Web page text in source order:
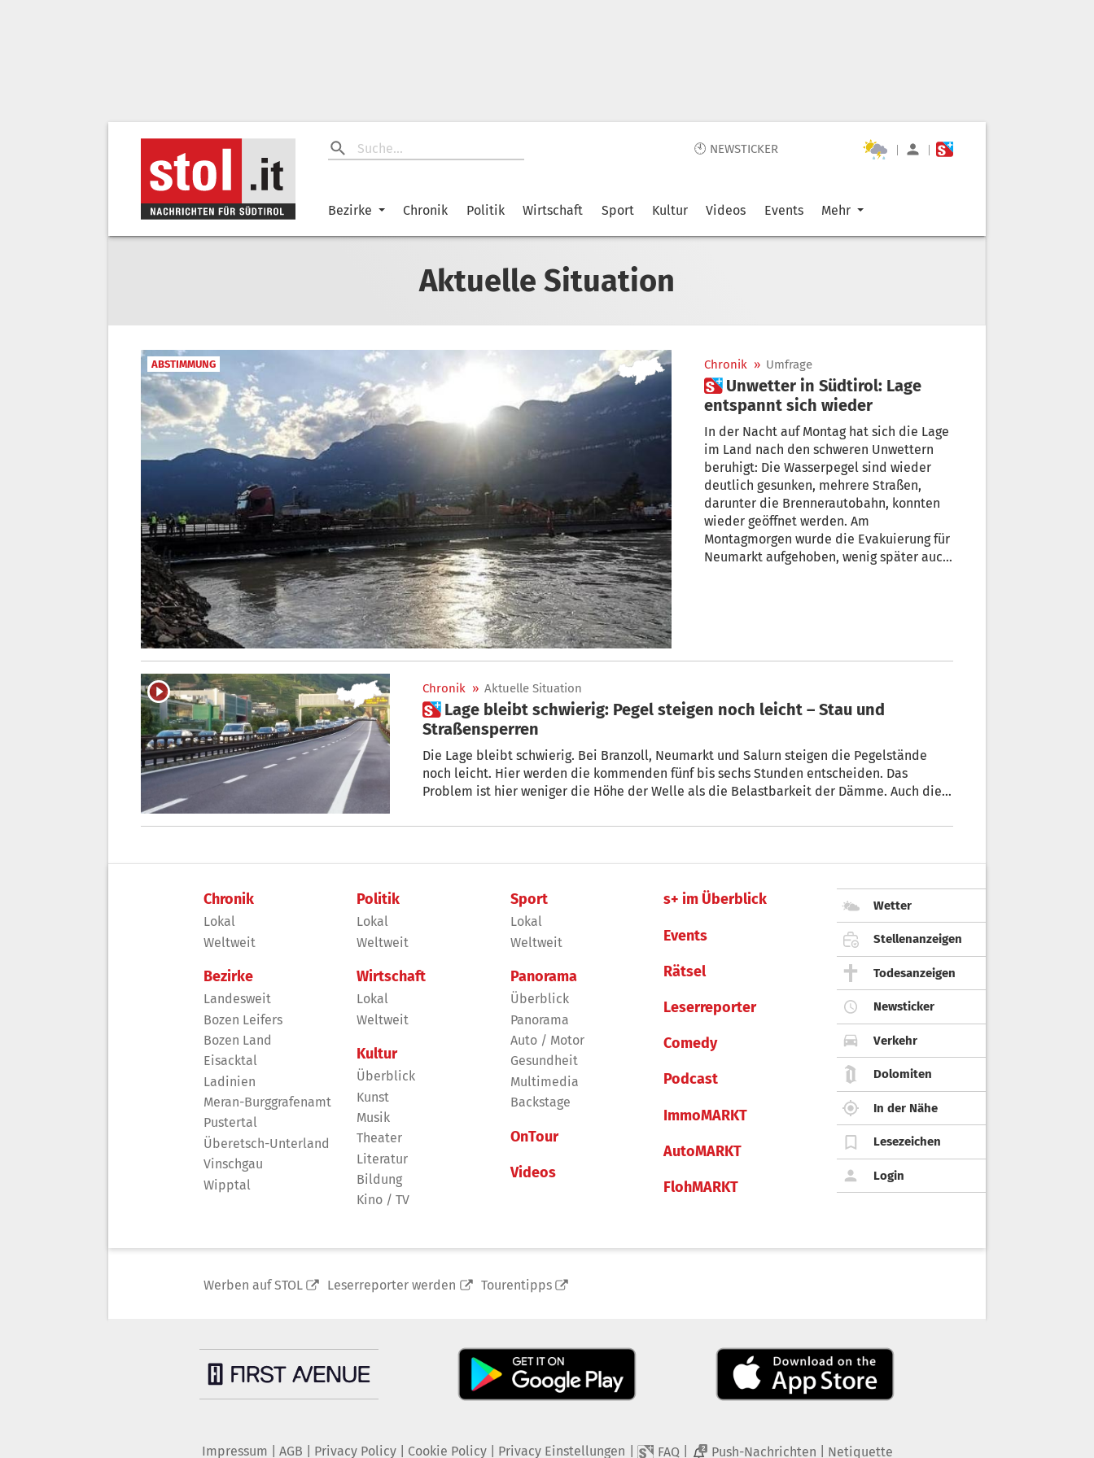
🕙 NEWSTICKER | |
Bezirke Chronik Politik Wirtschaft Sport Kultur Videos Events Mehr
Aktuelle Situation
ABSTIMMUNG Chronik » Umfrage
 Unwetter in Südtirol: Lage
entspannt sich wieder
In der Nacht auf Montag hat sich die Lage
im Land nach den schweren Unwettern
beruhigt: Die Wasserpegel sind wieder
deutlich gesunken, mehrere Straßen,
darunter die Brennerautobahn, konnten
wieder geöffnet werden. Am
Montagmorgen wurde die Evakuierung für
Neumarkt aufgehoben, wenig später auch
Chronik » Aktuelle Situation
 Lage bleibt schwierig: Pegel steigen noch leicht – Stau und
Straßensperren
Die Lage bleibt schwierig. Bei Branzoll, Neumarkt und Salurn steigen die Pegelstände
noch leicht. Hier werden die kommenden fünf bis sechs Stunden entscheiden. Das
Problem ist hier weniger die Höhe der Welle als die Belastbarkeit der Dämme. Auch die
Chronik
Lokal
Weltweit
Bezirke
Landesweit
Bozen Leifers
Bozen Land
Eisacktal
Ladinien
Meran-Burggrafenamt
Pustertal
Überetsch-Unterland
Vinschgau
Wipptal
Politik
Lokal
Weltweit
Wirtschaft
Lokal
Weltweit
Kultur
Überblick
Kunst
Musik
Theater
Literatur
Bildung
Kino / TV
Sport
Lokal
Weltweit
Panorama
Überblick
Panorama
Auto / Motor
Gesundheit
Multimedia
Backstage
OnTour
Videos
s+ im Überblick
Events
Rätsel
Leserreporter
Comedy
Podcast
ImmoMARKT
AutoMARKT
FlohMARKT
Wetter
Stellenanzeigen
Todesanzeigen
Newsticker
Verkehr
Dolomiten
In der Nähe
Lesezeichen
Login
Werben auf STOL Leserreporter werden Tourentipps
Impressum AGB Privacy Policy| Cookie Policy| Privacy Einstellungen FAQ 2 Push-Nachrichten Netiquette